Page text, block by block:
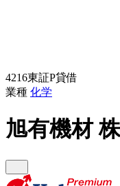
4216東証P貸借
業種 化学
旭有機材